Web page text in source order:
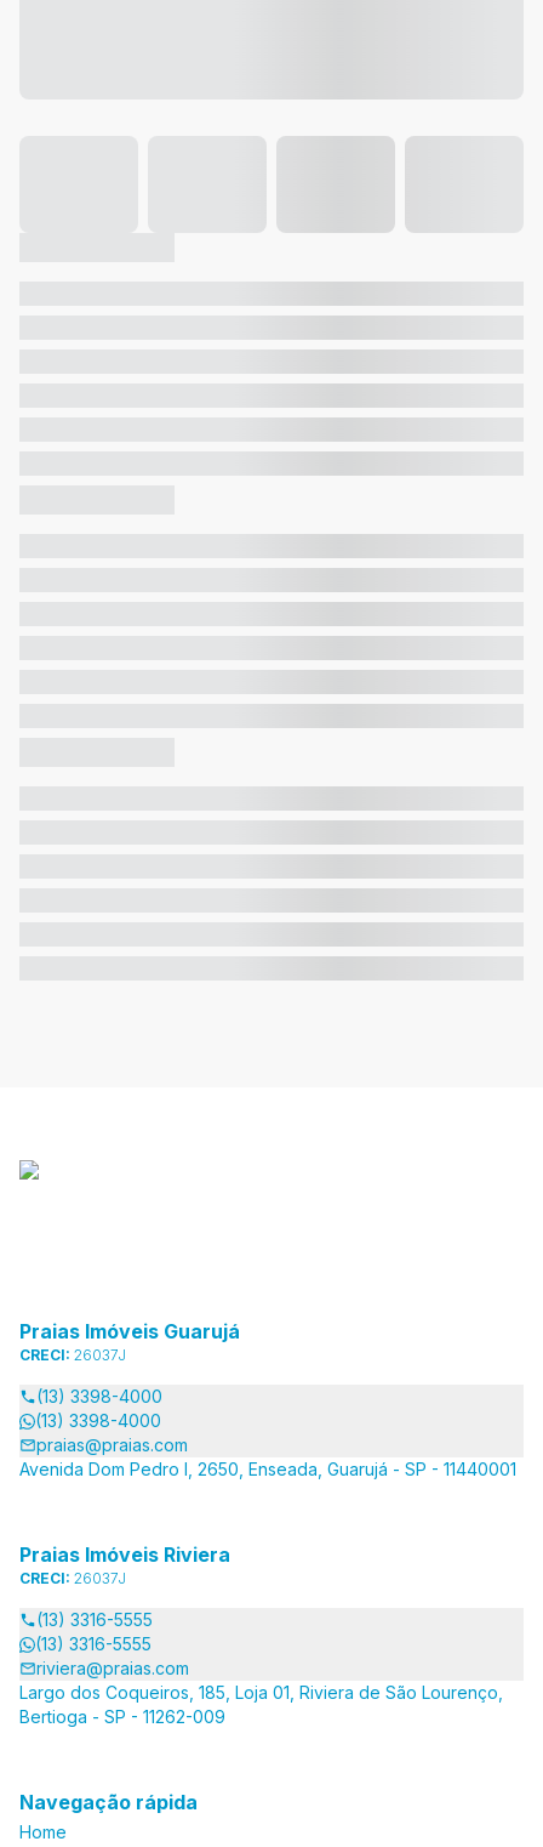
Praias Imóveis Guarujá
CRECI: 26037J
(13) 3398-4000
(13) 3398-4000
praias@praias.com
Avenida Dom Pedro I, 2650, Enseada, Guarujá - SP - 11440001
Praias Imóveis Riviera
CRECI: 26037J
(13) 3316-5555
(13) 3316-5555
riviera@praias.com
Largo dos Coqueiros, 185, Loja 01, Riviera de São Lourenço,
Bertioga - SP - 11262-009
Navegação rápida
Home